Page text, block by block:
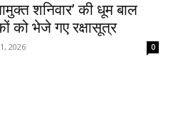
शनिवार’ की धूम बाल
को भेजे गए रक्षासूत्र
2026 0